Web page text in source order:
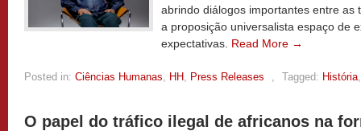
abrindo diálogos importantes entre as
a proposição universalista espaço de
expectativas. Read More →
Posted in: Ciências Humanas, HH, Press Releases , Tagged: História
O papel do tráfico ilegal de africanos na